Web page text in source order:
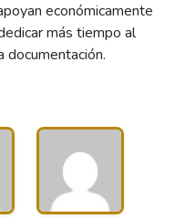
económicamente
más tiempo al
documentación.